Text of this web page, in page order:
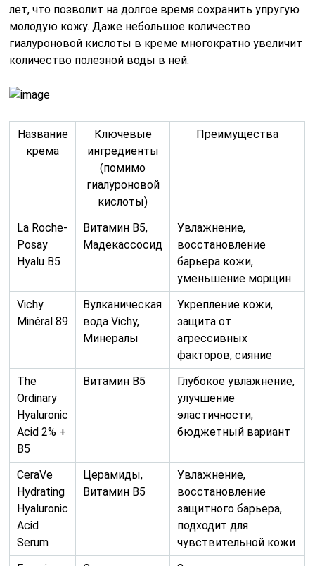
лет, что позволит на долгое время сохранить упругую
молодую кожу. Даже небольшое количество
гиалуроновой кислоты в креме многократно увеличит
количество полезной воды в ней.
Название
крема
Ключевые
ингредиенты
(помимо
гиалуроновой
кислоты)
Преимущества
La Roche-
Posay
Hyalu B5
Витамин B5,
Мадекассосид
Увлажнение,
восстановление
барьера кожи,
уменьшение морщин
Vichy
Minéral 89
Вулканическая
вода Vichy,
Минералы
Укрепление кожи,
защита от
агрессивных
факторов, сияние
The
Ordinary
Hyaluronic
Acid 2% +
B5
Витамин B5
Глубокое увлажнение,
улучшение
эластичности,
бюджетный вариант
CeraVe
Hydrating
Hyaluronic
Acid
Serum
Церамиды,
Витамин B5
Увлажнение,
восстановление
защитного барьера,
подходит для
чувствительной кожи